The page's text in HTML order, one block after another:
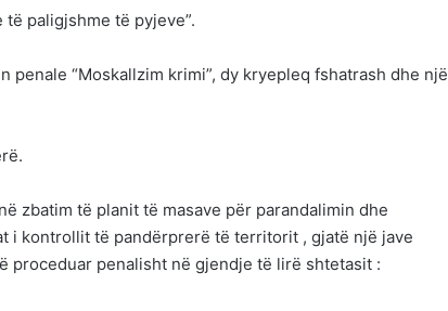
paligjshme të pyjeve”.
“Moskallzim krimi”, dy kryepleq fshatrash dhe një
zbatim të planit të masave për parandalimin dhe
i kontrollit të pandërprerë të territorit , gjatë një jave
proceduar penalisht në gjendje të lirë shtetasit :